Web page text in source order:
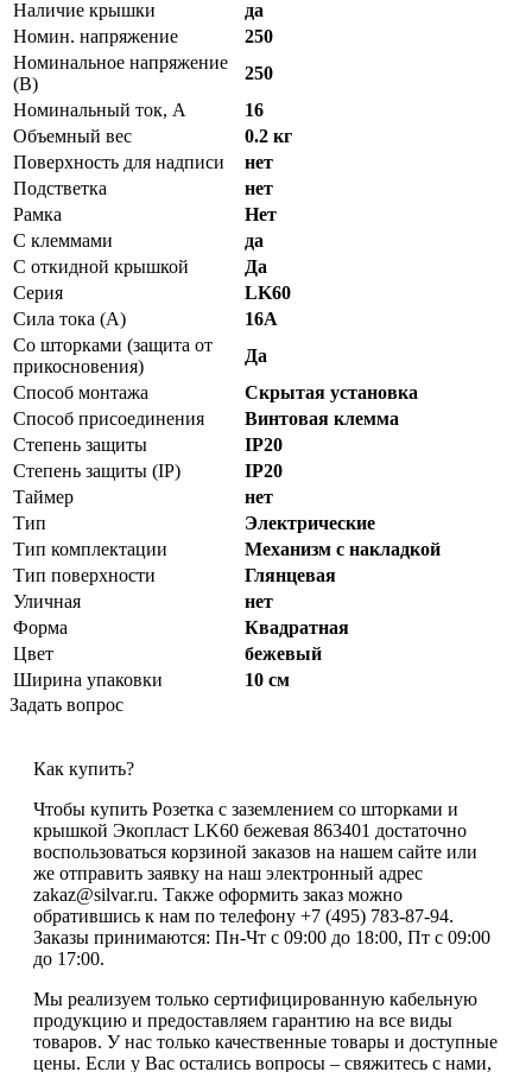
Наличие крышки
да
Номин. напряжение
250
Номинальное напряжение
(В)
250
Номинальный ток, А
16
Объемный вес
0.2 кг
Поверхность для надписи
нет
Подстветка
нет
Рамка
Нет
С клеммами
да
С откидной крышкой
Да
Серия
LK60
Сила тока (A)
16А
Со шторками (защита от
прикосновения)
Да
Способ монтажа
Скрытая установка
Способ присоединения
Винтовая клемма
Степень защиты
IP20
Степень защиты (IP)
IP20
Таймер
нет
Тип
Электрические
Тип комплектации
Механизм с накладкой
Тип поверхности
Глянцевая
Уличная
нет
Форма
Квадратная
Цвет
бежевый
Ширина упаковки
10 см
Задать вопрос
Как купить?
Чтобы купить Розетка с заземлением со шторками и
крышкой Экопласт LK60 бежевая 863401 достаточно
воспользоваться корзиной заказов на нашем сайте или
же отправить заявку на наш электронный адрес
zakaz@silvar.ru. Также оформить заказ можно
обратившись к нам по телефону +7 (495) 783-87-94.
Заказы принимаются: Пн-Чт с 09:00 до 18:00, Пт с 09:00
до 17:00.
Мы реализуем только сертифицированную кабельную
продукцию и предоставляем гарантию на все виды
товаров. У нас только качественные товары и доступные
цены. Если у Вас остались вопросы – свяжитесь с нами,